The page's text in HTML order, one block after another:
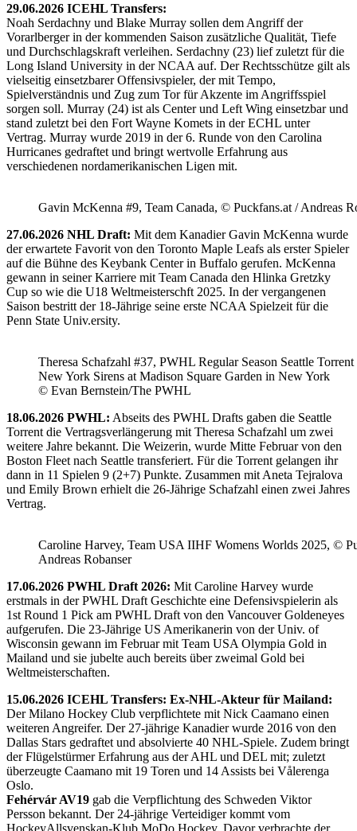
29.06.2026 ICEHL Transfers:
Noah Serdachny und Blake Murray sollen dem Angriff der
Vorarlberger in der kommenden Saison zusätzliche Qualität, Tiefe
und Durchschlagskraft verleihen. Serdachny (23) lief zuletzt für die
Long Island University in der NCAA auf. Der Rechtsschütze gilt als
vielseitig einsetzbarer Offensivspieler, der mit Tempo,
Spielverständnis und Zug zum Tor für Akzente im Angriffsspiel
sorgen soll. Murray (24) ist als Center und Left Wing einsetzbar und
stand zuletzt bei den Fort Wayne Komets in der ECHL unter
Vertrag. Murray wurde 2019 in der 6. Runde von den Carolina
Hurricanes gedraftet und bringt wertvolle Erfahrung aus
verschiedenen nordamerikanischen Ligen mit.
Gavin McKenna #9, Team Canada, © Puckfans.at / Andreas
27.06.2026 NHL Draft: Mit dem Kanadier Gavin McKenna wurde
der erwartete Favorit von den Toronto Maple Leafs als erster Spieler
auf die Bühne des Keybank Center in Buffalo gerufen. McKenna
gewann in seiner Karriere mit Team Canada den Hlinka Gretzky
Cup so wie die U18 Weltmeisterschft 2025. In der vergangenen
Saison bestritt der 18-Jährige seine erste NCAA Spielzeit für die
Penn State Univ.ersity.
Theresa Schafzahl #37, PWHL Regular Season Seattle Torrent
New York Sirens at Madison Square Garden in New York
© Evan Bernstein/The PWHL
18.06.2026 PWHL: Abseits des PWHL Drafts gaben die Seattle
Torrent die Vertragsverlängerung mit Theresa Schafzahl um zwei
weitere Jahre bekannt. Die Weizerin, wurde Mitte Februar von den
Boston Fleet nach Seattle transferiert. Für die Torrent gelangen ihr
dann in 11 Spielen 9 (2+7) Punkte. Zusammen mit Aneta Tejralova
und Emily Brown erhielt die 26-Jährige Schafzahl einen zwei Jahres
Vertrag.
Caroline Harvey, Team USA IIHF Womens Worlds 2025, ©
Andreas Robanser
17.06.2026 PWHL Draft 2026: Mit Caroline Harvey wurde
erstmals in der PWHL Draft Geschichte eine Defensivspielerin als
1st Round 1 Pick am PWHL Draft von den Vancouver Goldeneyes
aufgerufen. Die 23-Jährige US Amerikanerin von der Univ. of
Wisconsin gewann im Februar mit Team USA Olympia Gold in
Mailand und sie jubelte auch bereits über zweimal Gold bei
Weltmeisterschaften.
15.06.2026 ICEHL Transfers: Ex-NHL-Akteur für Mailand:
Der Milano Hockey Club verpflichtete mit Nick Caamano einen
weiteren Angreifer. Der 27-jährige Kanadier wurde 2016 von den
Dallas Stars gedraftet und absolvierte 40 NHL-Spiele. Zudem bringt
der Flügelstürmer Erfahrung aus der AHL und DEL mit; zuletzt
überzeugte Caamano mit 19 Toren und 14 Assists bei Vålerenga
Oslo.
Fehérvár AV19 gab die Verpflichtung des Schweden Viktor
Persson bekannt. Der 24-jährige Verteidiger kommt vom
HockeyAllsvenskan-Klub MoDo Hockey. Davor verbrachte der